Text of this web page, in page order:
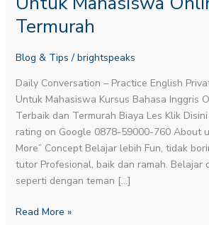
Termurah
Blog & Tips / brightspeaks
Daily Conversation – Practice English​
Untuk Mahasiswa Kursus Bahasa Inggris
Terbaik dan Termurah Biaya Les Klik
rating on Google 0878-59000-760 About
More” Concept Belajar lebih Fun, tidak
tutor Profesional, baik dan ramah. Belajar
seperti dengan teman […]
Untuk
Mahasiswa
Termurah
Read More »